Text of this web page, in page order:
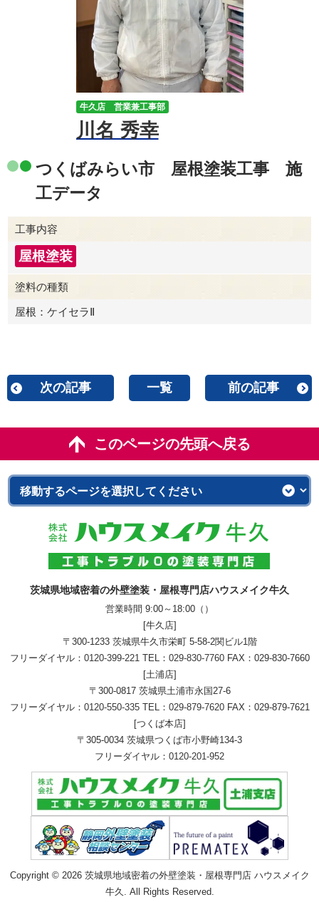
牛久店 営業兼工事部
川名 秀幸
つくばみらい市 屋根塗装工事 施
工データ
工事内容
屋根塗装
塗料の種類
屋根：ケイセラⅡ
次の記事 一覧 前の記事
このページの先頭へ戻る
茨城県地域密着の外壁塗装・屋根専門店ハウスメイク牛久
営業時間 9:00～18:00（）
[牛久店]
〒300-1233 茨城県牛久市栄町 5-58-2関ビル1階
フリーダイヤル： 0120-399-221TEL： 029-830-7760FAX：029-830-7660
[土浦店]
〒300-0817 茨城県土浦市永国27-6
フリーダイヤル： 0120-550-335TEL： 029-879-7620FAX：029-879-7621
[つくば本店]
〒305-0034 茨城県つくば市小野崎134-3
フリーダイヤル： 0120-201-952
Copyright © 2026 茨城県地域密着の外壁塗装・屋根専門店 ハウスメイク
牛久. All Rights Reserved.